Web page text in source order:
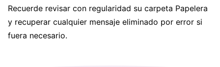
Recuerde revisar con regularidad su carpeta Papelera
y recuperar cualquier mensaje eliminado por error si
fuera necesario.